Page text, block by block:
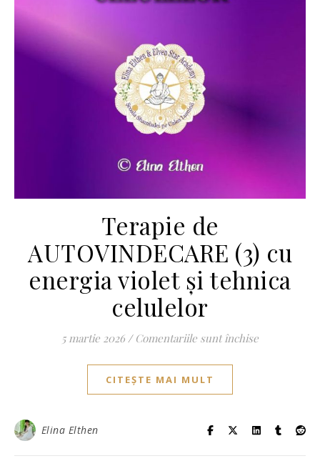
Terapie de
AUTOVINDECARE (3) cu
energia violet și tehnica
celulelor
5 martie 2026 / Comentariile sunt închisepentru
CITEȘTE MAI MULT
Elina Elthen